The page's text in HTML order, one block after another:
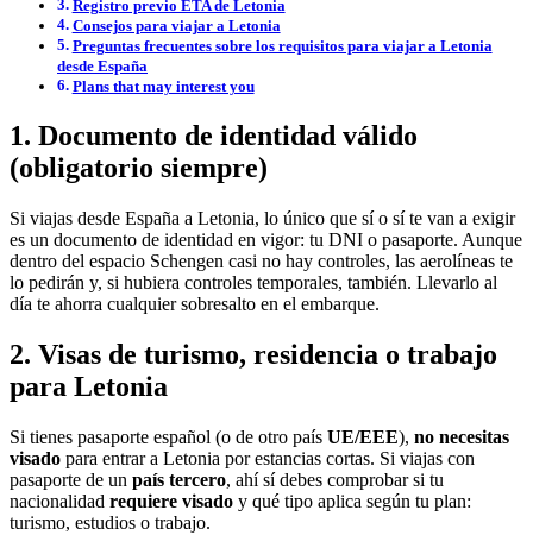
Registro previo ETA de Letonia
Consejos para viajar a Letonia
Preguntas frecuentes sobre los requisitos para viajar a Letonia
desde España
Plans that may interest you
1. Documento de identidad válido
(obligatorio siempre)
Si viajas desde España a Letonia, lo único que sí o sí te van a exigir
es un documento de identidad en vigor: tu DNI o pasaporte. Aunque
dentro del espacio Schengen casi no hay controles, las aerolíneas te
lo pedirán y, si hubiera controles temporales, también. Llevarlo al
día te ahorra cualquier sobresalto en el embarque.
2. Visas de turismo, residencia o trabajo
para Letonia
Si tienes pasaporte español (o de otro país UE/EEE), no necesitas
visado para entrar a Letonia por estancias cortas. Si viajas con
pasaporte de un país tercero, ahí sí debes comprobar si tu
nacionalidad requiere visado y qué tipo aplica según tu plan:
turismo, estudios o trabajo.